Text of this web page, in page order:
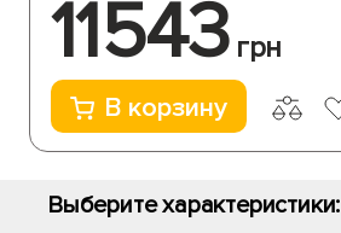
11543 грн
В корзину
Выберите характеристики: